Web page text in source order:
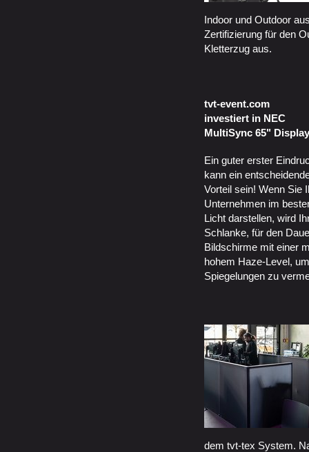
Indoor und Outdoor
Zertifizierung für den
Kletterzug aus.
tvt-event.com
investiert in NEC
MultiSync 65"
Ein guter erster
kann ein
Vorteil sein! Wenn Sie
Unternehmen im
Licht darstellen, wird
Schlanke, für den
Bildschirme mit einer
hohem Haze-Level,
Spiegelungen zu
dem tvt-tex System.